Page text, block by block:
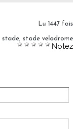
Lu 1447 fois
stade, stade velodrome
Notez